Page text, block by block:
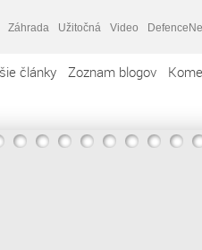
Záhrada Užitočná Video
články Zoznam blogov